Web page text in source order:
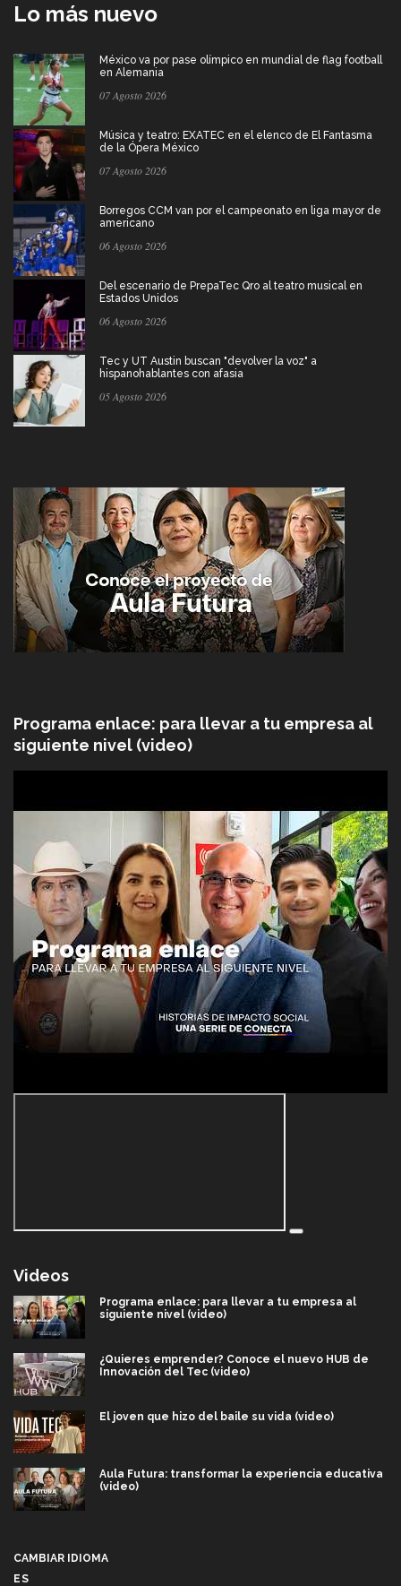
Lo más nuevo
México va por pase olímpico en mundial de flag football
en Alemania
07 Agosto 2026
Música y teatro: EXATEC en el elenco de El Fantasma
de la Ópera México
07 Agosto 2026
Borregos CCM van por el campeonato en liga mayor de
americano
06 Agosto 2026
Del escenario de PrepaTec Qro al teatro musical en
Estados Unidos
06 Agosto 2026
Tec y UT Austin buscan "devolver la voz" a
hispanohablantes con afasia
05 Agosto 2026
Programa enlace: para llevar a tu empresa al
siguiente nivel (video)
Videos
Programa enlace: para llevar a tu empresa al
siguiente nivel (video)
¿Quieres emprender? Conoce el nuevo HUB de
Innovación del Tec (video)
El joven que hizo del baile su vida (video)
Aula Futura: transformar la experiencia educativa
(video)
CAMBIAR IDIOMA
ES